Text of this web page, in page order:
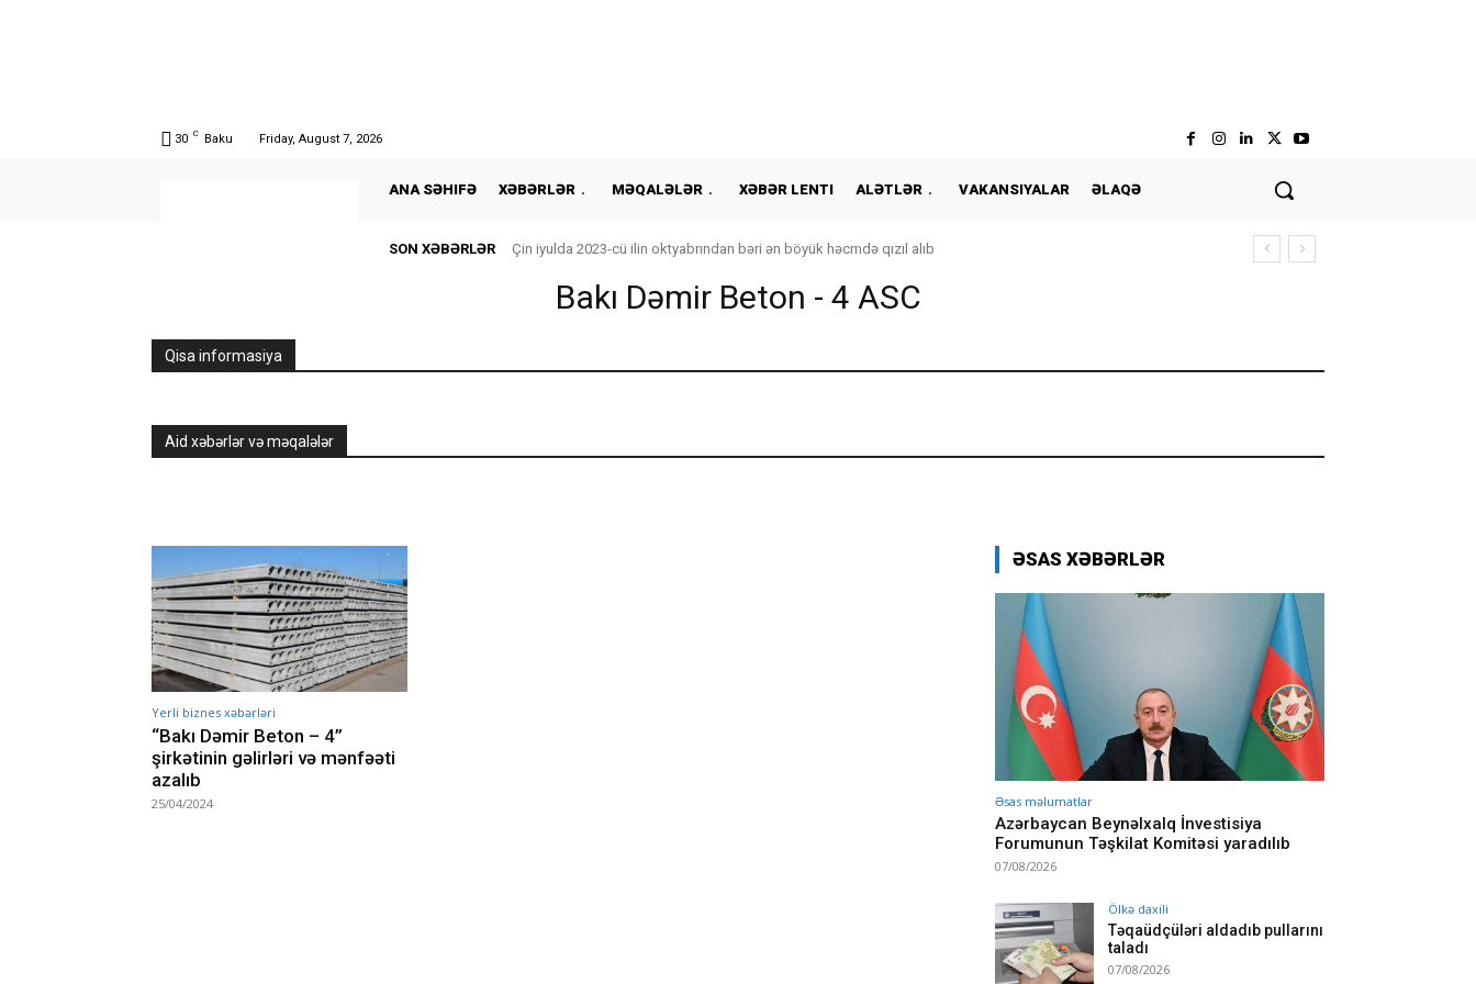
30 C Baku Friday, August 7, 2026
ANA SƏHIFƏ XƏBƏRLƏR MƏQALƏLƏR XƏBƏR LENTI ALƏTLƏR VAKANSIYALAR ƏLAQƏ
SON XƏBƏRLƏR Çin iyulda 2023-cü ilin oktyabrından bəri ən böyük həcmdə qızıl alıb
Bakı Dəmir Beton - 4 ASC
Qisa informasiya
Aid xəbərlər və məqalələr
Yerli biznes xəbərləri
“Bakı Dəmir Beton – 4”
şirkətinin gəlirləri və mənfəəti
azalıb
25/04/2024
ƏSAS XƏBƏRLƏR
Əsas məlumatlar
Azərbaycan Beynəlxalq İnvestisiya
Forumunun Təşkilat Komitəsi yaradılıb
07/08/2026
Ölkə daxili
Təqaüdçüləri aldadıb pullarını
taladı
07/08/2026